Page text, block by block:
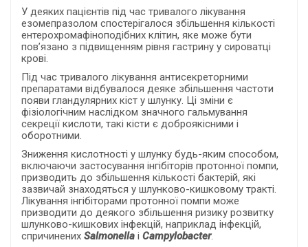
У деяких пацієнтів під час тривалого лікування
езомепразолом спостерігалося збільшення кількості
ентерохромафіноподібних клітин, яке може бути
пов’язано з підвищенням рівня гастрину у сироватці
крові.
Під час тривалого лікування антисекреторними
препаратами відбувалося деяке збільшення частоти
появи гландулярних кіст у шлунку. Ці зміни є
фізіологічним наслідком значного гальмування
секреції кислоти, такі кісти є доброякісними і
оборотними.
Зниження кислотності у шлунку будь-яким способом,
включаючи застосування інгібіторів протонної помпи,
призводить до збільшення кількості бактерій, які
зазвичай знаходяться у шлунково-кишковому тракті.
Лікування інгібіторами протонної помпи може
призводити до деякого збільшення ризику розвитку
шлунково-кишкових інфекцій, наприклад інфекцій,
спричинених Salmonella і Campylobacter.